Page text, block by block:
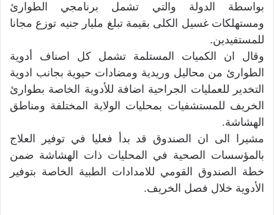
بواسطة الدولة والتي تشمل برنامجي الطوارئ
ومستهلكات غسيل الكلى بقيمة تبلغ مليار جنيه توزع مجانا
للمستفيدين.
وقال ان الكميات المستلمة تشمل كل اصناف أدوية
الطوارئ من محاليل وريدية ومضادات حيوية بجانب ادوية
التخدير للعمليات الجراحية اضافة للأدوية الخاصة بطوارئ
الخريف للمستشفيات بمحليات الولاية المختلفة ومناطق
الهشاشة.
مشيرا الى ان الصندوق قد بدأ فعليا في توفير العلاج
بالمؤسسات الصحية في المحليات ذات الهشاشة ضمن
خطة الصندوق القومي للامدادات الطبية الخاصة بتوفير
الأدوية خلال فصل الخريف.